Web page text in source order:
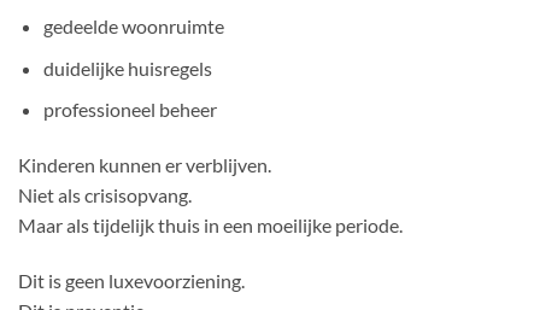
gedeelde woonruimte
duidelijke huisregels
professioneel beheer
Kinderen kunnen er verblijven.
Niet als crisisopvang.
Maar als tijdelijk thuis in een moeilijke periode.
Dit is geen luxevoorziening.